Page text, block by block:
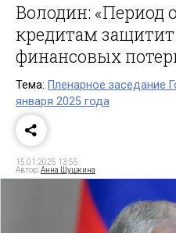
Володин: «Период
кредитам
финансовых
Тема: Пленарное заседание
января 2025 года
15.01.2025 13:55
Автор:Анна Шушкина